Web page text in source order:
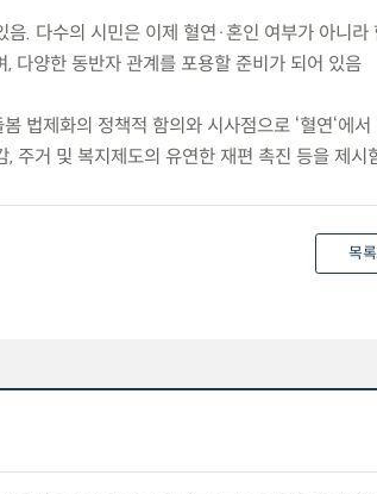
. 다수의 시민은 이제 혈연·혼인 여부가 아니라
다양한 동반자 관계를 포용할 준비가 되어 있음
법제화의 정책적 함의와 시사점으로 ‘혈연‘에서
주거 및 복지제도의 유연한 재편 촉진 등을 제시
목